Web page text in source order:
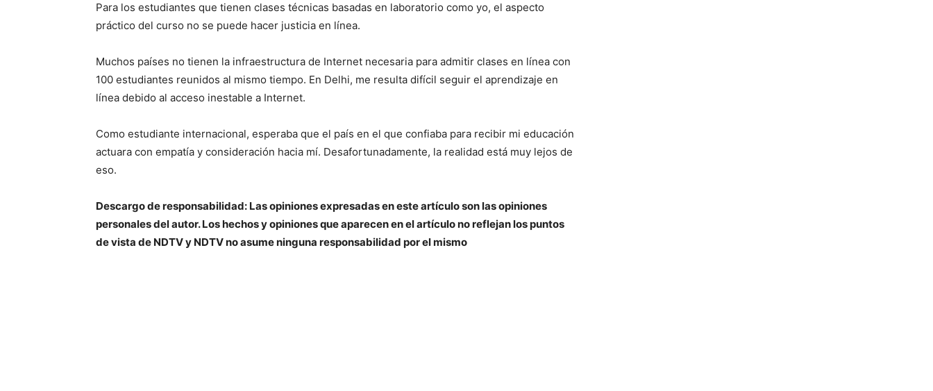
Para los estudiantes que tienen clases técnicas basadas en laboratorio como yo, el aspecto
práctico del curso no se puede hacer justicia en línea.
Muchos países no tienen la infraestructura de Internet necesaria para admitir clases en línea con
100 estudiantes reunidos al mismo tiempo. En Delhi, me resulta difícil seguir el aprendizaje en
línea debido al acceso inestable a Internet.
Como estudiante internacional, esperaba que el país en el que confiaba para recibir mi educación
actuara con empatía y consideración hacia mí. Desafortunadamente, la realidad está muy lejos de
eso.
Descargo de responsabilidad: Las opiniones expresadas en este artículo son las opiniones
personales del autor. Los hechos y opiniones que aparecen en el artículo no reflejan los puntos
de vista de NDTV y NDTV no asume ninguna responsabilidad por el mismo